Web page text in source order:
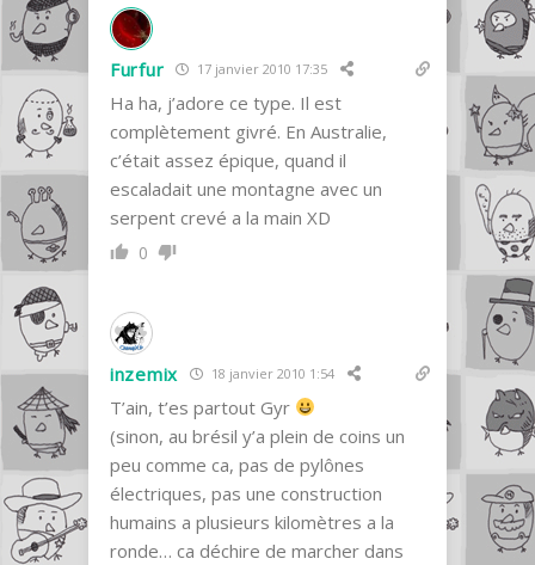
Furfur 17 janvier 2010 17:35
Ha ha, j’adore ce type. Il est
complètement givré. En Australie,
c’était assez épique, quand il
escaladait une montagne avec un
serpent crevé a la main XD
0
inzemix 18 janvier 2010 1:54
T’ain, t’es partout Gyr
(sinon, au brésil y’a plein de coins un
peu comme ca, pas de pylônes
électriques, pas une construction
humains a plusieurs kilomètres a la
ronde… ca déchire de marcher dans